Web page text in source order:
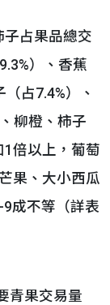
占果品總交
）、香蕉
占7.4%）、
柳橙、柿子
倍以上，葡萄
果、大小西瓜
成不等（詳表
青果交易量